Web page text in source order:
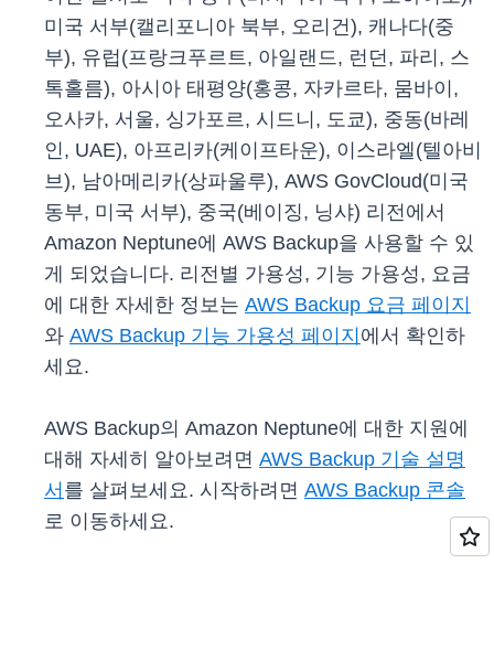
미국 서부(캘리포니아 북부, 오리건), 캐나다(중
부), 유럽(프랑크푸르트, 아일랜드, 런던, 파리, 스
톡홀름), 아시아 태평양(홍콩, 자카르타, 뭄바이,
오사카, 서울, 싱가포르, 시드니, 도쿄), 중동(바레
인, UAE), 아프리카(케이프타운), 이스라엘(텔아비
브), 남아메리카(상파울루), AWS GovCloud(미국
동부, 미국 서부), 중국(베이징, 닝샤) 리전에서
Amazon Neptune에 AWS Backup을 사용할 수 있
게 되었습니다. 리전별 가용성, 기능 가용성, 요금
에 대한 자세한 정보는 AWS Backup 요금 페이지
와 AWS Backup 기능 가용성 페이지 에서 확인하
세요.
AWS Backup의 Amazon Neptune에 대한 지원에
대해 자세히 알아보려면 AWS Backup 기술 설명
서 를 살펴보세요. 시작하려면 AWS Backup 콘솔
로 이동하세요.